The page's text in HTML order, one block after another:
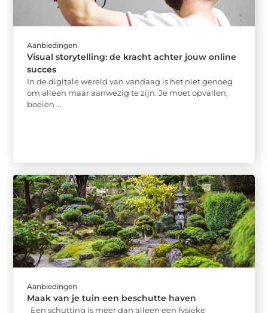
Aanbiedingen
Visual storytelling: de kracht achter jouw online
succes
In de digitale wereld van vandaag is het niet genoeg
om alleen maar aanwezig te zijn. Je moet opvallen,
boeien ...
Aanbiedingen
Maak van je tuin een beschutte haven
Een schutting is meer dan alleen een fysieke